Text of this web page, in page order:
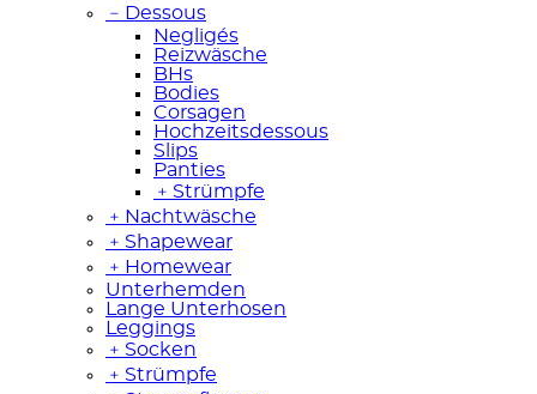
﹣ Dessous
Negligés
Reizwäsche
BHs
Bodies
Corsagen
Hochzeitsdessous
Slips
Panties
﹢ Strümpfe
﹢ Nachtwäsche
﹢ Shapewear
﹢ Homewear
Unterhemden
Lange Unterhosen
Leggings
﹢ Socken
﹢ Strümpfe